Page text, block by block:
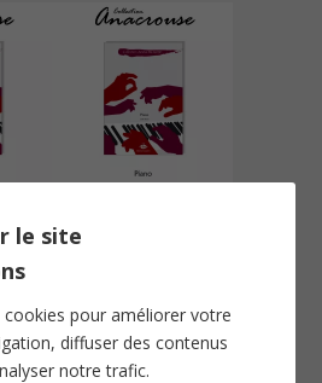
le site
pour améliorer votre
diffuser des contenus
notre trafic.